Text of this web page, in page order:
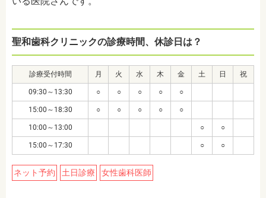
聖和歯科クリニックの診療時間、休診日は？
診療受付時間 月 火 水 木 金 土 日 祝
09:30～13:30 ○ ○ ○ ○ ○
15:00～18:30 ○ ○ ○ ○ ○
10:00～13:00 ○ ○
15:00～17:30 ○ ○
ネット予約 土日診療 女性歯科医師